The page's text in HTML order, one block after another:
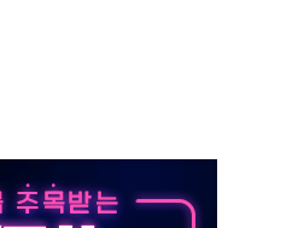
송영길 7.76%
셈법